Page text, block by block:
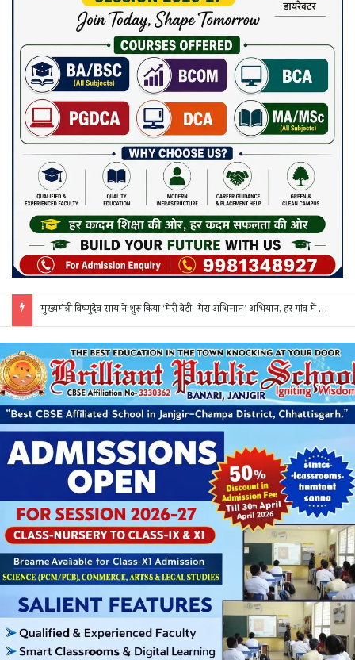
सक्ती: ₹90 लाख की ठगी का खुलासा, एक महिला समेत 3 आरोपी गिरफ्तार